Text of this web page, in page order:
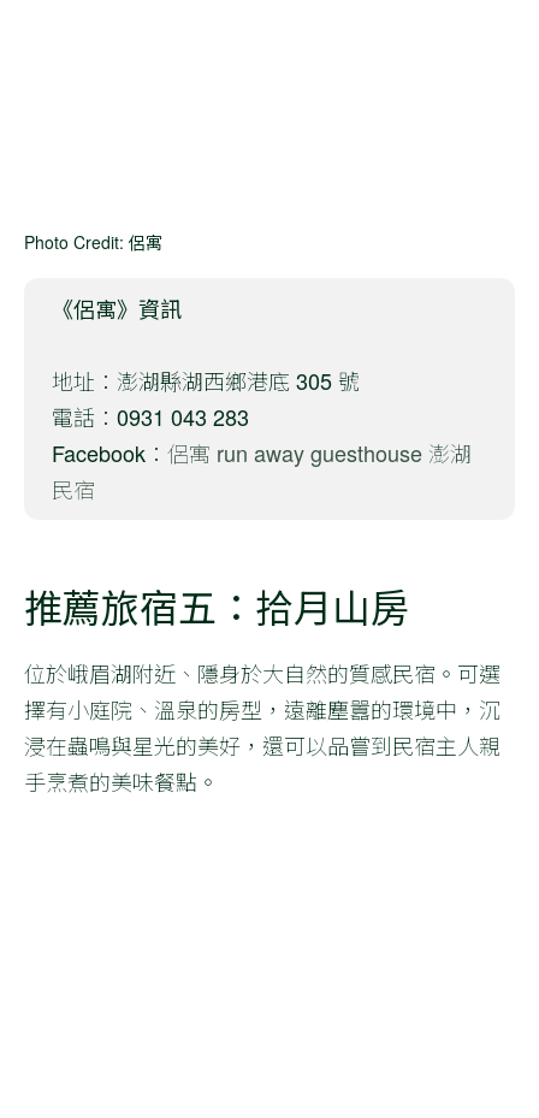
Photo Credit: 侶寓
《侶寓》資訊
地址：澎湖縣湖西鄉港底 305 號
電話：0931 043 283
Facebook： 侶寓 run away guesthouse 澎湖
民宿
推薦旅宿五：拾月山房
位於峨眉湖附近、隱身於大自然的質感民宿。可選
擇有小庭院、溫泉的房型，遠離塵囂的環境中，沉
浸在蟲鳴與星光的美好，還可以品嘗到民宿主人親
手烹煮的美味餐點。